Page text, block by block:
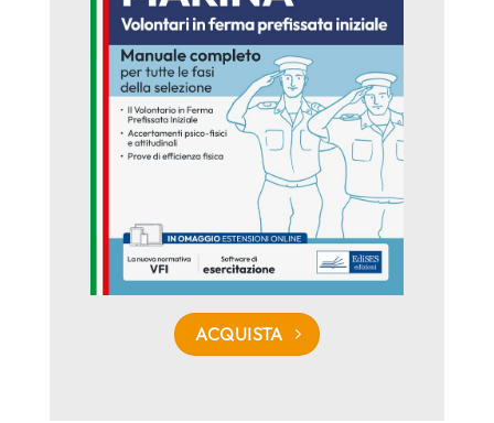
ACQUISTA